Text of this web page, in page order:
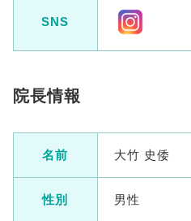
SNS
院長情報
名前 大竹 史倭
性別 男性